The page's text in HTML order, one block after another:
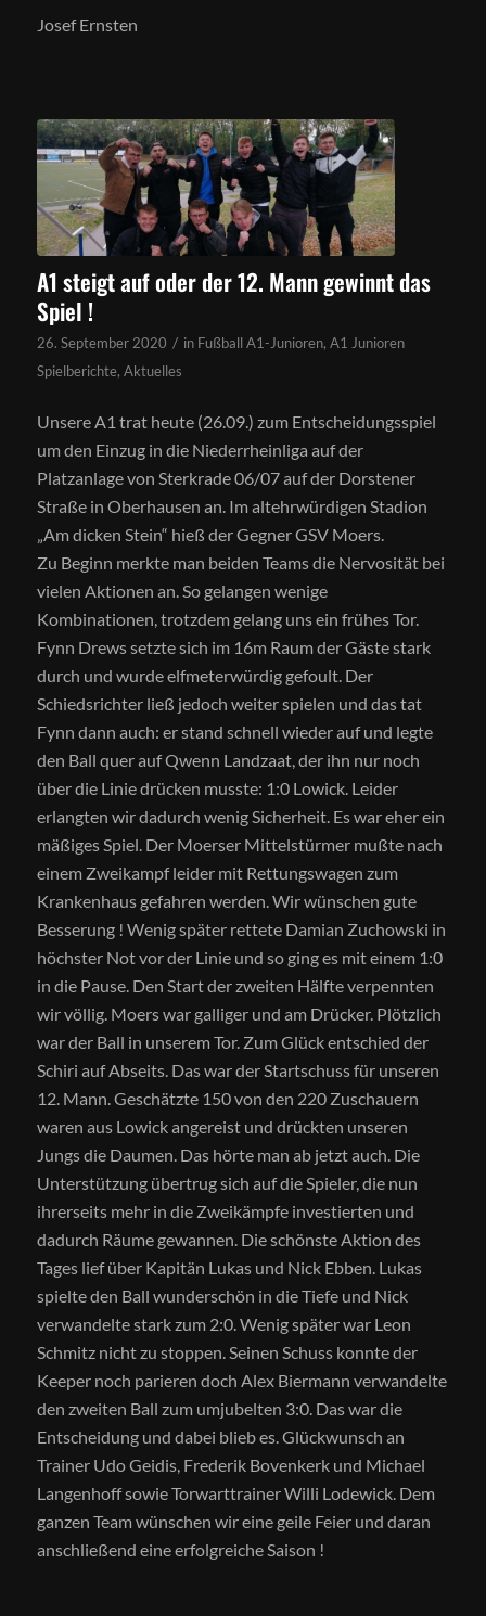
Josef Ernsten
A1 steigt auf oder der 12. Mann gewinnt das
Spiel !
26. September 2020 / in Fußball A1-Junioren, A1 Junioren
Spielberichte, Aktuelles
Unsere A1 trat heute (26.09.) zum Entscheidungsspiel
um den Einzug in die Niederrheinliga auf der
Platzanlage von Sterkrade 06/07 auf der Dorstener
Straße in Oberhausen an. Im altehrwürdigen Stadion
„Am dicken Stein“ hieß der Gegner GSV Moers.
Zu Beginn merkte man beiden Teams die Nervosität bei
vielen Aktionen an. So gelangen wenige
Kombinationen, trotzdem gelang uns ein frühes Tor.
Fynn Drews setzte sich im 16m Raum der Gäste stark
durch und wurde elfmeterwürdig gefoult. Der
Schiedsrichter ließ jedoch weiter spielen und das tat
Fynn dann auch: er stand schnell wieder auf und legte
den Ball quer auf Qwenn Landzaat, der ihn nur noch
über die Linie drücken musste: 1:0 Lowick. Leider
erlangten wir dadurch wenig Sicherheit. Es war eher ein
mäßiges Spiel. Der Moerser Mittelstürmer mußte nach
einem Zweikampf leider mit Rettungswagen zum
Krankenhaus gefahren werden. Wir wünschen gute
Besserung ! Wenig später rettete Damian Zuchowski in
höchster Not vor der Linie und so ging es mit einem 1:0
in die Pause. Den Start der zweiten Hälfte verpennten
wir völlig. Moers war galliger und am Drücker. Plötzlich
war der Ball in unserem Tor. Zum Glück entschied der
Schiri auf Abseits. Das war der Startschuss für unseren
12. Mann. Geschätzte 150 von den 220 Zuschauern
waren aus Lowick angereist und drückten unseren
Jungs die Daumen. Das hörte man ab jetzt auch. Die
Unterstützung übertrug sich auf die Spieler, die nun
ihrerseits mehr in die Zweikämpfe investierten und
dadurch Räume gewannen. Die schönste Aktion des
Tages lief über Kapitän Lukas und Nick Ebben. Lukas
spielte den Ball wunderschön in die Tiefe und Nick
verwandelte stark zum 2:0. Wenig später war Leon
Schmitz nicht zu stoppen. Seinen Schuss konnte der
Keeper noch parieren doch Alex Biermann verwandelte
den zweiten Ball zum umjubelten 3:0. Das war die
Entscheidung und dabei blieb es. Glückwunsch an
Trainer Udo Geidis, Frederik Bovenkerk und Michael
Langenhoff sowie Torwarttrainer Willi Lodewick. Dem
ganzen Team wünschen wir eine geile Feier und daran
anschließend eine erfolgreiche Saison !